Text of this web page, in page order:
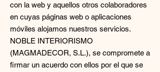
con la web y aquellos otros colaboradores
en cuyas páginas web o aplicaciones
móviles alojamos nuestros servicios.
NOBLE INTERIORISMO
(MAGMADECOR, S.L.), se compromete a
firmar un acuerdo con ellos por el que se